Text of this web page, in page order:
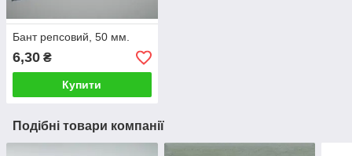
Бант репсовий, 50 мм.
6,30 ₴
Купити
Подібні товари компанії